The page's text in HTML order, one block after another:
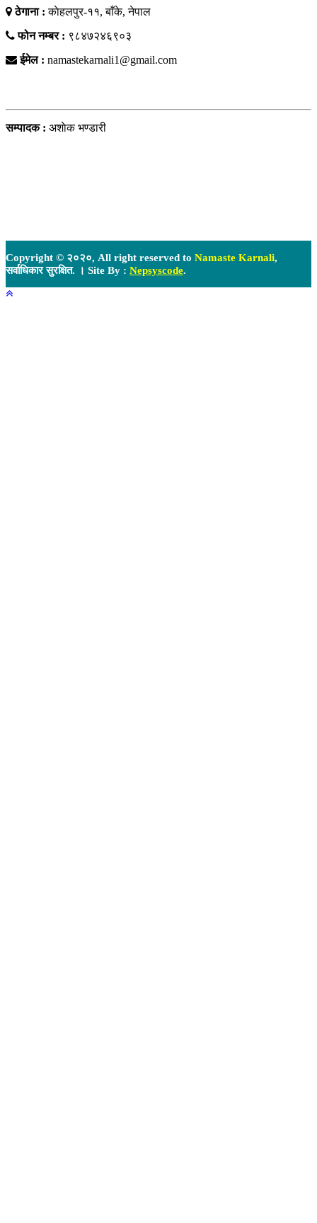
ठेगाना :काेहलपुर-११, बाँके, नेपाल
फोन नम्बर : ९८४७२४६९०३
ईमेल : namastekarnali1@gmail.com
सम्पादक : अशाेक भण्डारी
Copyright © २०२०, All right reserved to Namaste Karnali,
सर्वाधिकार सुरक्षित. । Site By : Nepsyscode.